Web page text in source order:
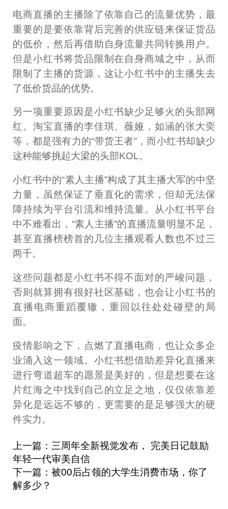
电商直播的主播除了依靠自己的流量优势，最
重要的是要依靠背后完善的供应链来保证货品
的低价，然后再借助自身流量共同转换用户。
但是小红书将货品限制在自身商城之中，从而
限制了主播的货源，这让小红书中的主播失去
了低价货品的优势。
另一项重要原因是小红书缺少足够火的头部网
红。淘宝直播的李佳琪、薇娅，如涵的张大奕
等，都是强有力的“带货王者”，而小红书却缺少
这种能够挑起大梁的头部KOL。
小红书中的“素人主播”构成了其主播大军的中坚
力量，虽然保证了垂直化的需求，但却无法保
障持续为平台引流和维持流量。从小红书平台
中不难看出，“素人主播”的直播流量明显不足，
甚至直播榜榜首的几位主播观看人数也不过三
两千。
这些问题都是小红书不得不面对的严峻问题，
否则就算拥有很好社区基础，也会让小红书的
直播电商重蹈覆辙，重回以往处处碰壁的局
面。
疫情影响之下，点燃了直播电商，也让众多企
业涌入这一领域。小红书想借助差异化直播来
进行弯道超车的愿景是美好的，但是想要在这
片红海之中找到自己的立足之地，仅仅依靠差
异化是远远不够的，更需要的是足够强大的硬
件实力。
上一篇：三周年全新视觉发布， 完美日记鼓励
年轻一代审美自信
下一篇：被00后占领的大学生消费市场，你了
解多少？